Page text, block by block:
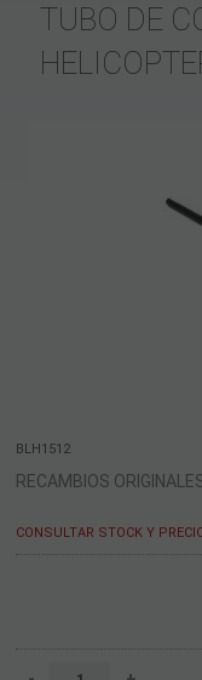
TUBO DE
BLH1512
RECAMBIOS
CONSULTAR STOCK Y